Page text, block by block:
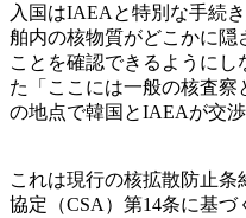
入国はIAEAと特別な手続
舶内の核物質がどこかに隠
ことを確認できるようにし
た「ここには一般の核査察
の地点で韓国とIAEAが交
これは現行の核拡散防止
協定（CSA）第14条に基